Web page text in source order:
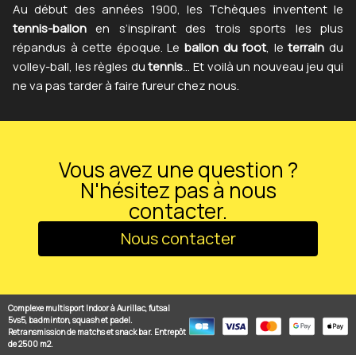
Au début des années 1900, les Tchèques inventent le
tennis-ballon en s’inspirant des trois sports les plus
répandus à cette époque. Le ballon du foot, leterraindu
volley-ball, les règles dutennis… Et voilà un nouveau jeu qui
ne va pas tarder à faire fureur chez nous.
Vous avez une question ?
N'hésitez pas à nous
contacter.
Nous contacter
Complexe multisport Indoor à Aurillac, futsal
5vs5, badminton, squash et padel.
Retransmission de matchs et snack bar. Entrepôt
de 2500 m2.